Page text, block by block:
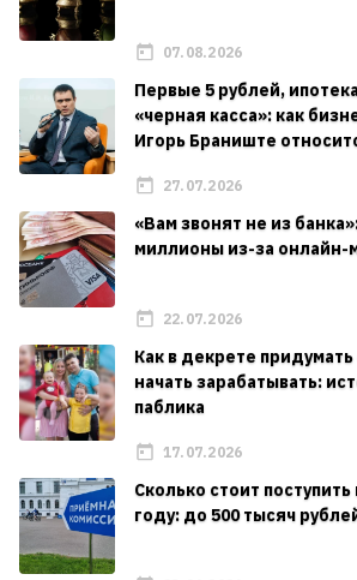
07.08.2026
Первые 5 рублей,
«черная касса»: как
Игорь Браниште
27.07.2026
«Вам звонят не из
миллионы из-за
22.07.2026
Как в декрете придумать
начать зарабатывать:
паблика
17.07.2026
Сколько стоит поступить
году: до 500 тысяч